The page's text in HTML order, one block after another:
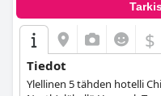
$
Tiedot
Ylellinen 5 tähden hotelli